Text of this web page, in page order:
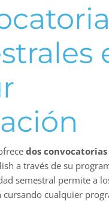
dos
a través de su
semestral permite a
cursando cualquier